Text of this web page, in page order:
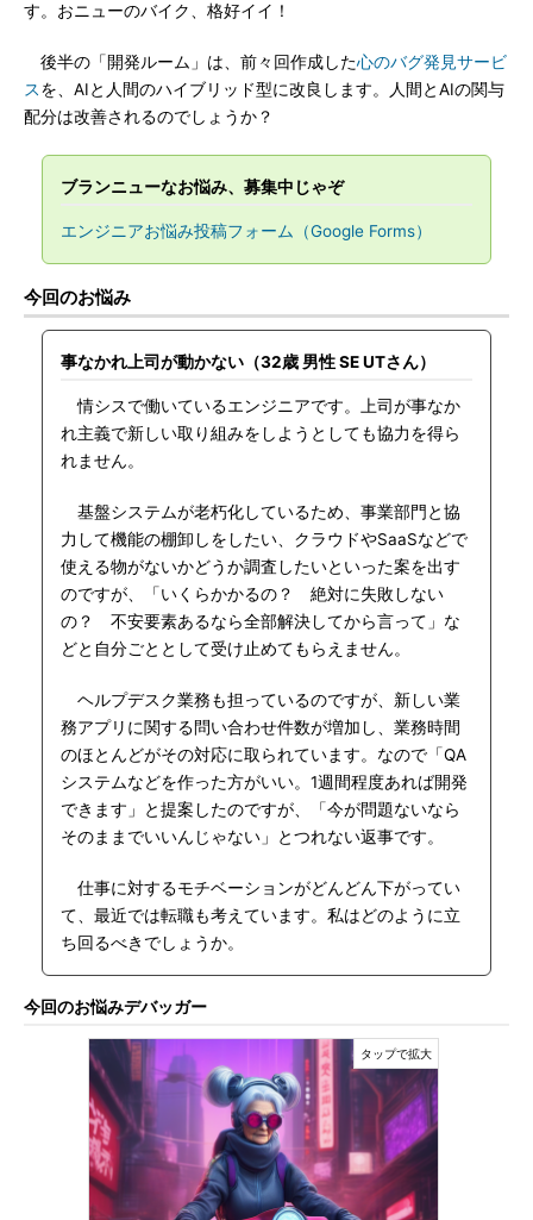
す。おニューのバイク、格好イイ！
後半の「開発ルーム」は、前々回作成した心のバグ発見サービ
スを、AIと人間のハイブリッド型に改良します。人間とAIの関与
配分は改善されるのでしょうか？
ブランニューなお悩み、募集中じゃぞ
エンジニアお悩み投稿フォーム（Google Forms）
今回のお悩み
事なかれ上司が動かない（32歳 男性 SE UTさん）
情シスで働いているエンジニアです。上司が事なか
れ主義で新しい取り組みをしようとしても協力を得ら
れません。
基盤システムが老朽化しているため、事業部門と協
力して機能の棚卸しをしたい、クラウドやSaaSなどで
使える物がないかどうか調査したいといった案を出す
のですが、「いくらかかるの？ 絶対に失敗しない
の？ 不安要素あるなら全部解決してから言って」な
どと自分ごととして受け止めてもらえません。
ヘルプデスク業務も担っているのですが、新しい業
務アプリに関する問い合わせ件数が増加し、業務時間
のほとんどがその対応に取られています。なので「QA
システムなどを作った方がいい。1週間程度あれば開発
できます」と提案したのですが、「今が問題ないなら
そのままでいいんじゃない」とつれない返事です。
仕事に対するモチベーションがどんどん下がってい
て、最近では転職も考えています。私はどのように立
ち回るべきでしょうか。
今回のお悩みデバッガー